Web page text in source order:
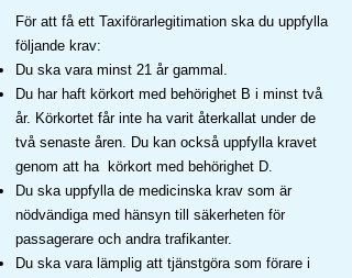
För att få ett Taxiförarlegitimation ska du uppfylla
följande krav:​
Du ska vara minst 21 år gammal.
Du har haft körkort med behörighet B i minst två
år. Körkortet får inte ha varit återkallat under de
två senaste åren. Du kan också uppfylla kravet
genom att ha körkort med behörighet D.
Du ska uppfylla de medicinska krav som är
nödvändiga med hänsyn till säkerheten för
passagerare och andra trafikanter.
Du ska vara lämplig att tjänstgöra som förare i